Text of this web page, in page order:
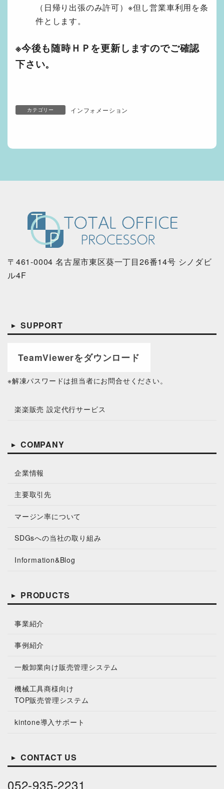
（日帰り出張のみ許可）※但し営業車利用を条
件とします。
※今後も随時ＨＰを更新しますのでご確認
下さい。
カテゴリー インフォメーション
〒461-0004 名古屋市東区葵一丁目26番14号 シノダビ
ル4F
SUPPORT
TeamViewerをダウンロード
※解凍パスワードは担当者にお問合せください。
楽楽販売 設定代行サービス
COMPANY
企業情報
主要取引先
マージン率について
SDGsへの当社の取り組み
Information&Blog
PRODUCTS
事業紹介
事例紹介
一般卸業向け販売管理システム
機械工具商様向け
TOP販売管理システム
kintone導⼊サポート
CONTACT US
052-935-2231